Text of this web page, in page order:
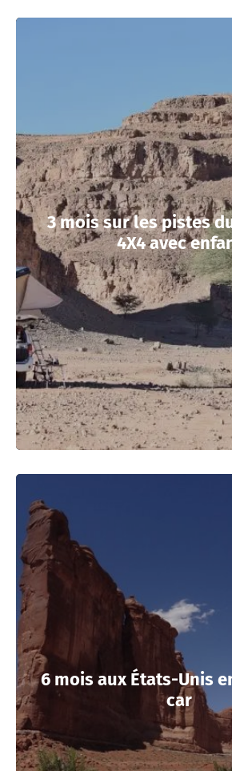
3 mois sur les pistes
4X4 avec
6 mois aux États-Unis
car